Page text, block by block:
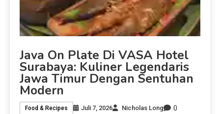
Java On Plate Di VASA Hotel
Surabaya: Kuliner Legendaris
Jawa Timur Dengan Sentuhan
Modern
Food & Recipes Juli 7, 2026 Nicholas Long 0